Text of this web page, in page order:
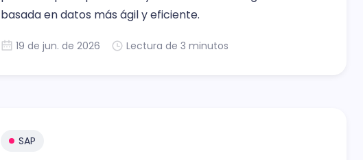
basada en datos más ágil y eficiente.
19 de jun. de 2026 Lectura de 3 minutos
SAP